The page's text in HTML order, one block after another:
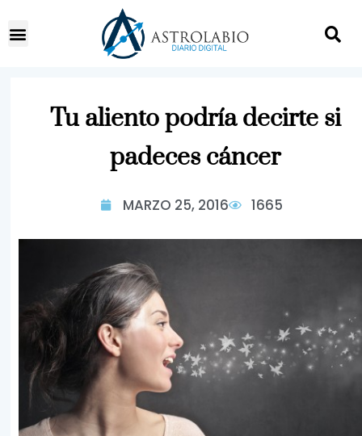
Tu aliento podría decirte si
padeces cáncer
MARZO 25, 2016 1665